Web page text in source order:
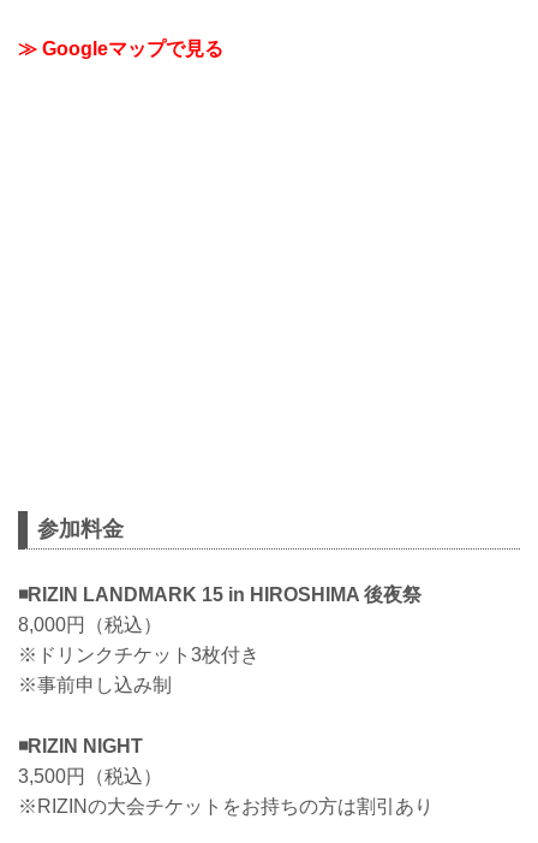
≫ Googleマップで見る
参加料金
◾️RIZIN LANDMARK 15 in HIROSHIMA 後夜祭
8,000円（税込）
※ドリンクチケット3枚付き
※事前申し込み制
◾️RIZIN NIGHT
3,500円（税込）
※RIZINの大会チケットをお持ちの方は割引あり